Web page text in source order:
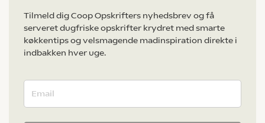
Tilmeld dig Coop Opskrifters nyhedsbrev og få
serveret dugfriske opskrifter krydret med smarte
køkkentips og velsmagende madinspiration direkte i
indbakken hver uge.